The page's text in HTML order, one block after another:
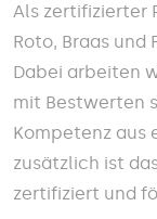
Als zertifizierter
Roto, Braas
Dabei arbeiten
mit Bestwerten
Kompetenz aus
zusätzlich ist
zertifiziert und